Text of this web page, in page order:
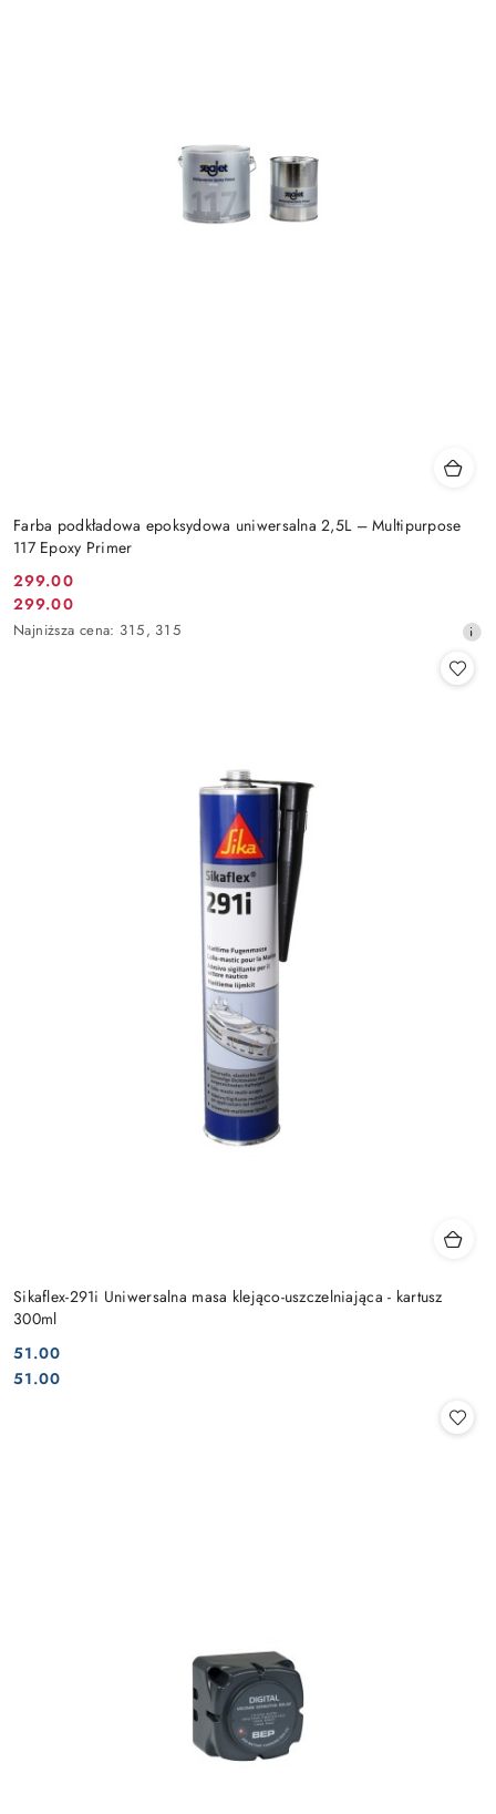
Farba podkładowa epoksydowa uniwersalna 2,5L – Multipurpose
117 Epoxy Primer
Cena
promocyjna:
299.00
Cena
promocyjna:
299.00
Najniższa
Najniższa cena: 315, 315
Sikaflex-291i Uniwersalna masa klejąco-uszczelniająca - kartusz
300ml
Cena:
51.00
Cena:
51.00